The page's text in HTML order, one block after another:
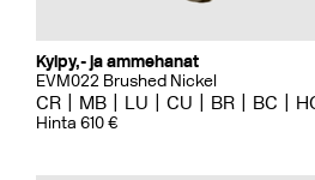
Kylpy,- ja ammehanat
EVM022 Brushed Nickel
CR MB LU CU BR BC
Hinta 610 €